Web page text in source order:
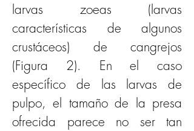
larvas zoeas (larvas
características de algunos
crustáceos) de cangrejos
(Figura 2). En el caso
específico de las larvas de
pulpo, el tamaño de la presa
ofrecida parece no ser tan